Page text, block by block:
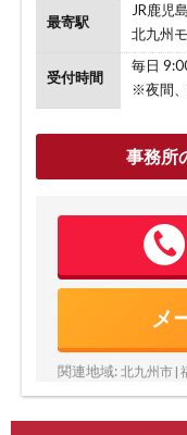
最寄駅
JR鹿児
北九州
受付時間
毎日
※夜間、
事務所
メ
関連地域: 北九州市 |